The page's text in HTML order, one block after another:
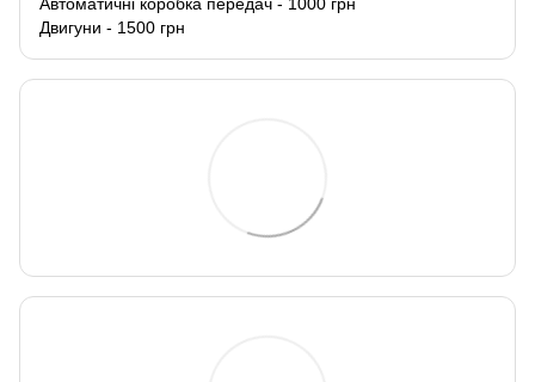
Двигуни - 1500 грн